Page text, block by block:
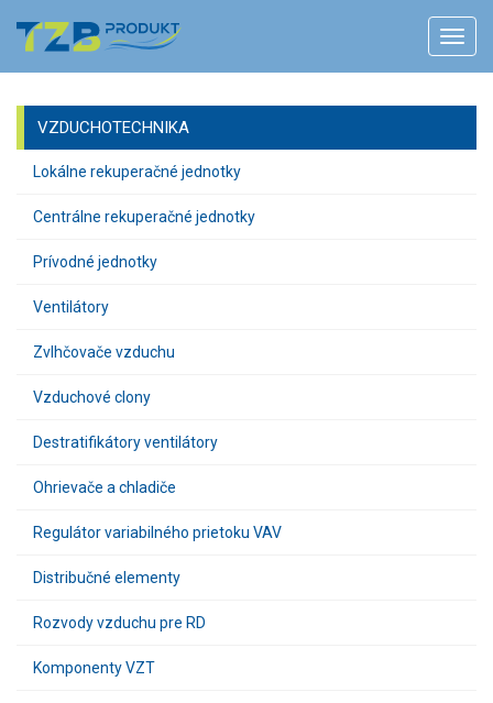
VZDUCHOTECHNIKA
Lokálne rekuperačné jednotky
Centrálne rekuperačné jednotky
Prívodné jednotky
Ventilátory
Zvlhčovače vzduchu
Vzduchové clony
Destratifikátory ventilátory
Ohrievače a chladiče
Regulátor variabilného prietoku VAV
Distribučné elementy
Rozvody vzduchu pre RD
Komponenty VZT